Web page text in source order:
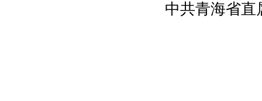
中共青海省直